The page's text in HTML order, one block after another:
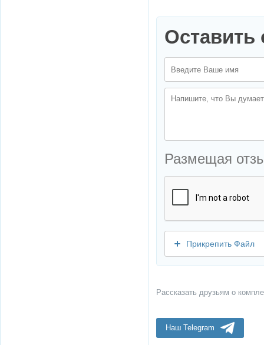
Оставить
Размещая
Прикрепить Файл
Рассказать друзьям о
Наш Telegram